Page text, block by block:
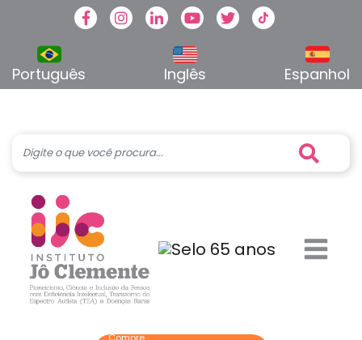
FacebookInstagram
LinkedinYoutubeTwitterTikTok
Português Inglês Espanhol